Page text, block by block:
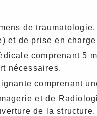
de
et de prise en
comprenant 5
nécessaires.
comprenant
et de
de la structure.